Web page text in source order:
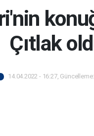
Çıtlak
14.04.2022 - 16:27,